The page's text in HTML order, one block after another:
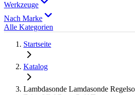
Werkzeuge
Nach Marke
Alle Kategorien
Startseite
Katalog
Lambdasonde Lamdasonde